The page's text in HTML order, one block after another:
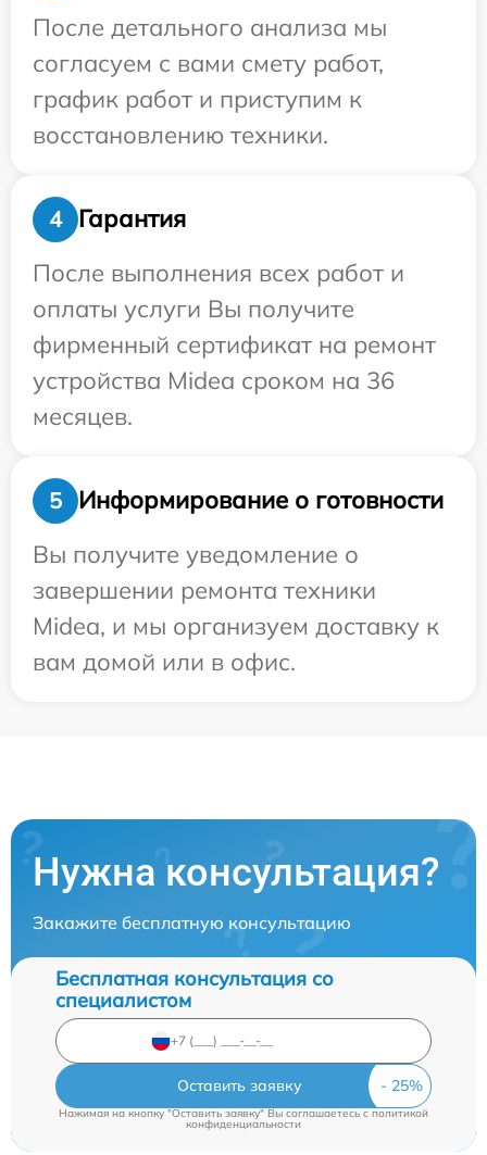
После детального анализа мы
согласуем с вами смету работ,
график работ и приступим к
восстановлению техники.
4
Гарантия
После выполнения всех работ и
оплаты услуги Вы получите
фирменный сертификат на ремонт
устройства Midea сроком на 36
месяцев.
5
Информирование о готовности
Вы получите уведомление о
завершении ремонта техники
Midea, и мы организуем доставку к
вам домой или в офис.
Нужна консультация?
Закажите бесплатную консультацию
Бесплатная консультация со
специалистом
Оставить заявку
Нажимая на кнопку "Оставить заявку" Вы соглашаетесь cполитикой
конфиденциальности